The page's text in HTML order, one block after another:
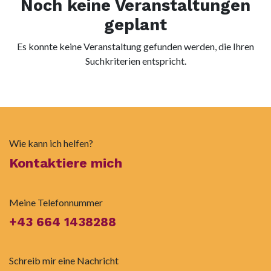
Noch keine Veranstaltungen
geplant
Es konnte keine Veranstaltung gefunden werden, die Ihren
Suchkriterien entspricht.
Wie kann ich helfen?
Kontaktiere mich
Meine Telefonnummer
+43 664 1438288
Schreib mir eine Nachricht